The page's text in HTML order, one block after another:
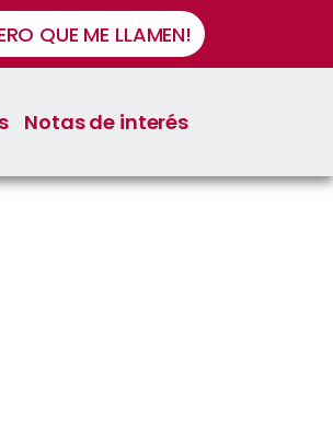
QUE ME LLAMEN!
Notas de interés